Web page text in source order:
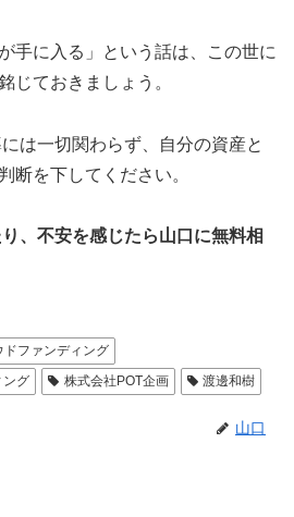
手に入る」という話は、この世に
じておきましょう。
は一切関わらず、自分の資産と
断を下してください。
、不安を感じたら山口に無料相
ドファンディング
ング
株式会社POT企画 渡邊和樹
山口